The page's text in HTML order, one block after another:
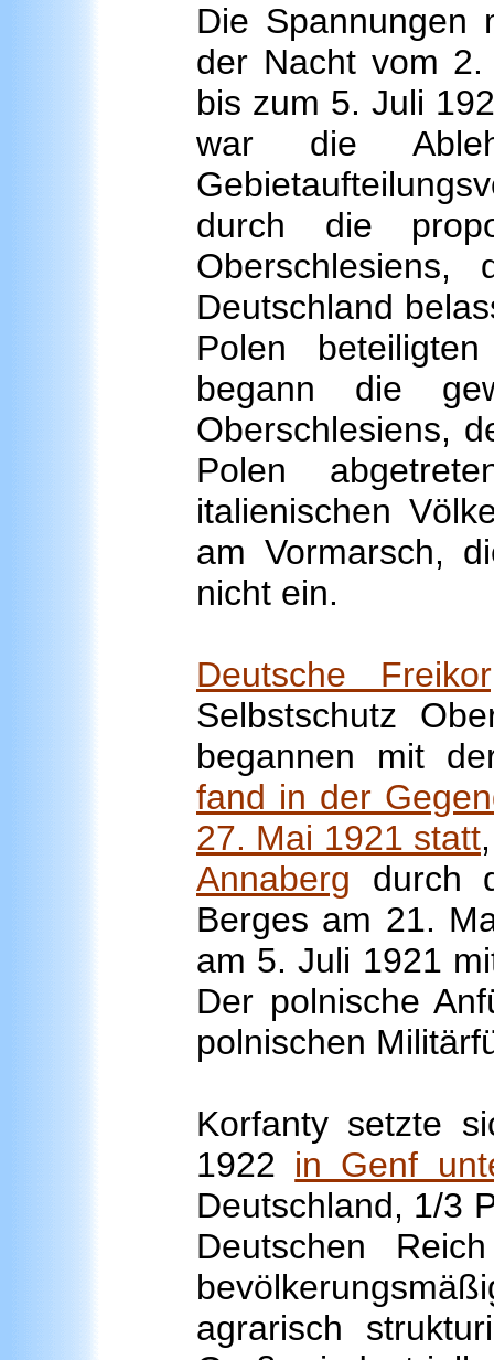
Die Spannungen
der Nacht vom
bis zum 5. Juli
war die
durch die
Oberschlesiens,
Deutschland
Polen
begann die
Oberschlesiens,
Polen
italienischen
am Vormarsch,
nicht ein.
Deutsche
Selbstschutz
begannen mit
fand in der
27. Mai 1921 statt
Annaberg durch
Berges am 21.
am 5. Juli 1921
Der polnische
polnischen
Korfanty setzte
1922 in Genf
Deutschland, 1/3
Deutschen
agrarisch